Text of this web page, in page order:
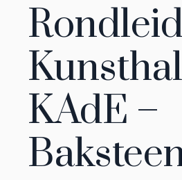
Kunsthal
KAdE –